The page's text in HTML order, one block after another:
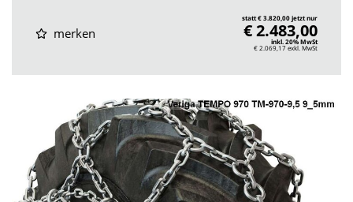
merken
statt € 3.820,00 jetzt nur
€ 2.483,00
inkl. 20% MwSt
€ 2.069,17exkl. MwSt